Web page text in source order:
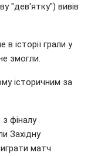
"дев'ятку") вивів
в історії грали у
змогли.
історичним за
фіналу
Західну
матч